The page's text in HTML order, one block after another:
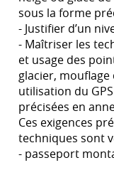
sous la forme
- Justifier d’un
- Maîtriser les
et usage des
glacier,
utilisation du
précisées en
Ces exigences
techniques sont
- passeport